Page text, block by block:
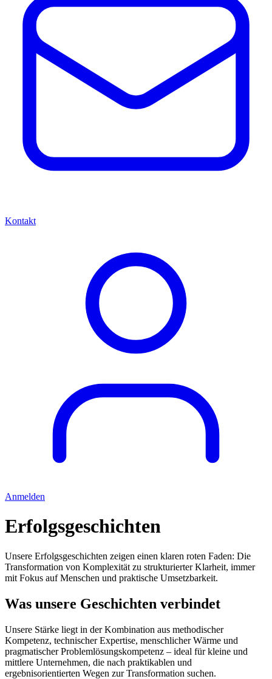
Kontakt
Anmelden
Erfolgsgeschichten
Unsere Erfolgsgeschichten zeigen einen klaren roten Faden: Die
Transformation von Komplexität zu strukturierter Klarheit, immer
mit Fokus auf Menschen und praktische Umsetzbarkeit.
Was unsere Geschichten verbindet
Unsere Stärke liegt in der Kombination aus methodischer
Kompetenz, technischer Expertise, menschlicher Wärme und
pragmatischer Problemlösungskompetenz – ideal für kleine und
mittlere Unternehmen, die nach praktikablen und
ergebnisorientierten Wegen zur Transformation suchen.